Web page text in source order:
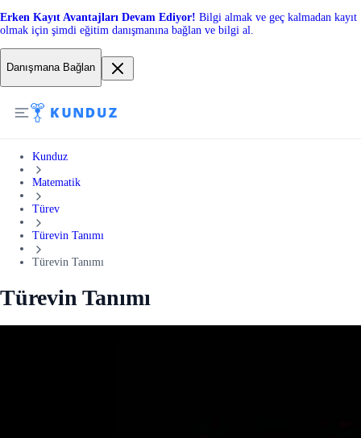
Erken Kayıt Avantajları Devam Ediyor! Bilgi almak ve geç kalmadan kayıt
olmak için şimdi eğitim danışmanına bağlan ve bilgi al.
Danışmana Bağlan
Kunduz
Matematik
Türev
Türevin Tanımı
Türevin Tanımı
Türevin Tanımı